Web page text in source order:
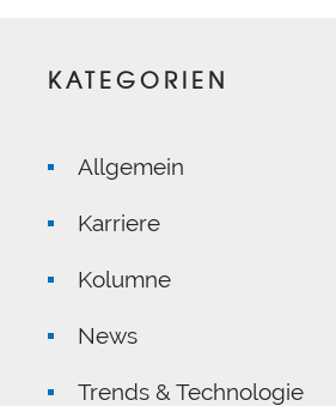
KATEGORIEN
Allgemein
Karriere
Kolumne
News
Trends & Technologie